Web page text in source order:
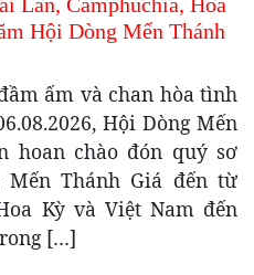
Hội Dòng Mến Thánh
ấm và chan hòa tình
Hội Dòng Mến
hoan chào đón quý sơ
Thánh Giá đến từ
Kỳ và Việt Nam đến
[…]